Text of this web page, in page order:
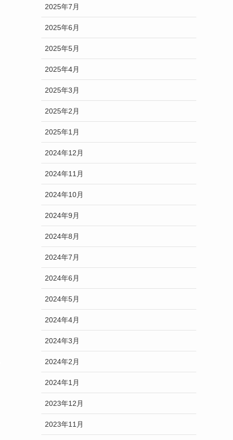
2025年7月
2025年6月
2025年5月
2025年4月
2025年3月
2025年2月
2025年1月
2024年12月
2024年11月
2024年10月
2024年9月
2024年8月
2024年7月
2024年6月
2024年5月
2024年4月
2024年3月
2024年2月
2024年1月
2023年12月
2023年11月